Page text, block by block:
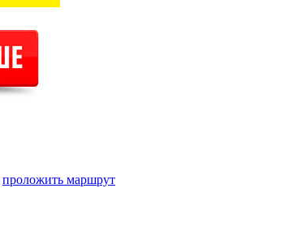
проложить маршрут